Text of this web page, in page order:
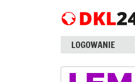
LOGOWANIE